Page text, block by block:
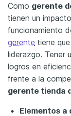
Como gerente
tienen un
funcionamiento
gerente tiene
liderazgo. Tener
logros en
frente a la
gerente tienda
Elementos a